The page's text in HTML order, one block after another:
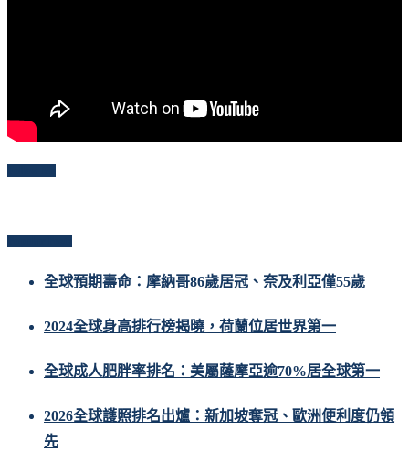
全球預期壽命：摩納哥86歲居冠、奈及利亞僅55歲
2024全球身高排行榜揭曉，荷蘭位居世界第一
全球成人肥胖率排名：美屬薩摩亞逾70%居全球第一
2026全球護照排名出爐：新加坡奪冠、歐洲便利度仍領
先